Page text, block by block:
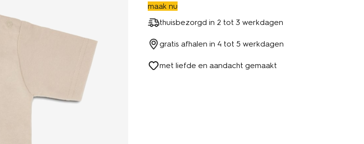
maak nu
thuisbezorgd in 2 tot 3 werkdagen
gratis afhalen in 4 tot 5 werkdagen
met liefde en aandacht gemaakt